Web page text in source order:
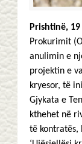
Prishtinë,
Prokurimit
anulimin e
projektin e
kryesor, të
Gjykata e
kthehet në
të